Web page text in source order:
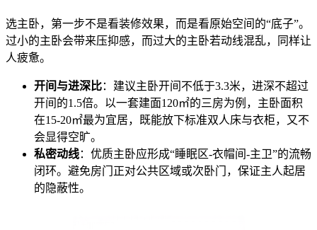
选主卧，第一步不是看装修效果，而是看原始空间的“底子”。
过小的主卧会带来压抑感，而过大的主卧若动线混乱，同样让
人疲惫。
开间与进深比：建议主卧开间不低于3.3米，进深不超过
开间的1.5倍。以一套建面120㎡的三房为例，主卧面积
在15-20㎡最为宜居，既能放下标准双人床与衣柜，又不
会显得空旷。
私密动线：优质主卧应形成“睡眠区-衣帽间-主卫”的流畅
闭环。避免房门正对公共区域或次卧门，保证主人起居
的隐蔽性。